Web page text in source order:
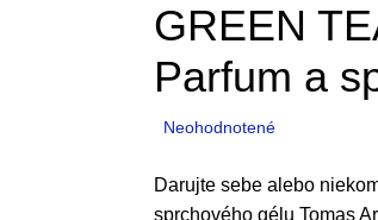
GREEN
Parfum a
Priemerné
produktu
je
Neohodnotené
Darujte sebe alebo
sprchového gélu Tomas